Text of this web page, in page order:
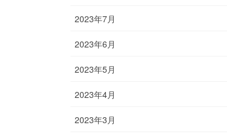
2023年7月
2023年6月
2023年5月
2023年4月
2023年3月